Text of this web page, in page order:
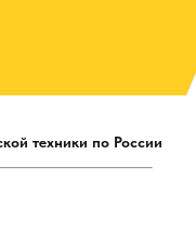
техники по России